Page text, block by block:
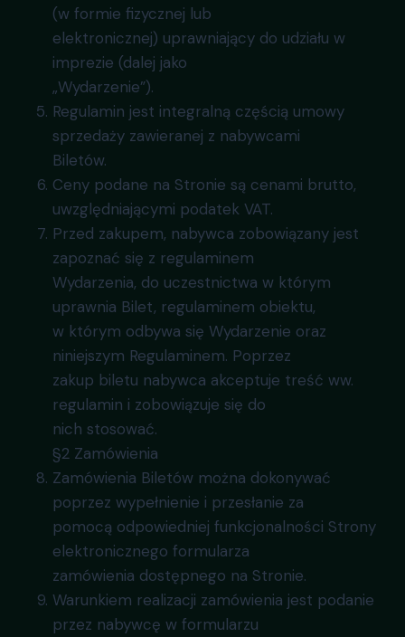
(w formie fizycznej lub
elektronicznej) uprawniający do udziału w
imprezie (dalej jako
„Wydarzenie”).
Regulamin jest integralną częścią umowy
sprzedaży zawieranej z nabywcami
Biletów.
Ceny podane na Stronie są cenami brutto,
uwzględniającymi podatek VAT.
Przed zakupem, nabywca zobowiązany jest
zapoznać się z regulaminem
Wydarzenia, do uczestnictwa w którym
uprawnia Bilet, regulaminem obiektu,
w którym odbywa się Wydarzenie oraz
niniejszym Regulaminem. Poprzez
zakup biletu nabywca akceptuje treść ww.
regulamin i zobowiązuje się do
nich stosować.
§2 Zamówienia
Zamówienia Biletów można dokonywać
poprzez wypełnienie i przesłanie za
pomocą odpowiedniej funkcjonalności Strony
elektronicznego formularza
zamówienia dostępnego na Stronie.
Warunkiem realizacji zamówienia jest podanie
przez nabywcę w formularzu